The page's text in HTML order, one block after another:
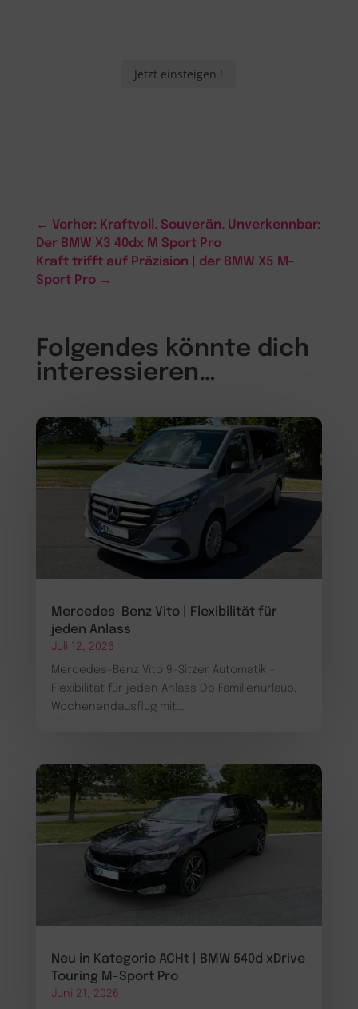
Jetzt einsteigen !
← Vorher: Kraftvoll. Souverän. Unverkennbar:
Der BMW X3 40dx M Sport Pro
Kraft trifft auf Präzision | der BMW X5 M-
Sport Pro→
Folgendes könnte dich
interessieren…
Mercedes-Benz Vito | Flexibilität für
jeden Anlass
Juli 12, 2026
Mercedes-Benz Vito 9-Sitzer Automatik –
Flexibilität für jeden Anlass Ob Familienurlaub,
Wochenendausflug mit...
Neu in Kategorie ACHt | BMW 540d xDrive
Touring M-Sport Pro
Juni 21, 2026